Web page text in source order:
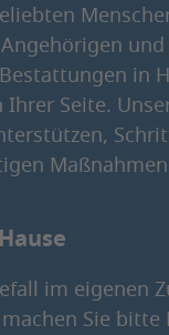
in
Ihrer Seite.
im eigenen
Sie bitte